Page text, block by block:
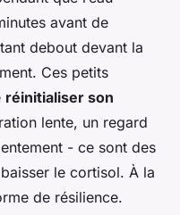
avant de
debout devant la
Ces petits
réinitialiser son
lente, un regard
- ce sont des
le cortisol. À la
de résilience.